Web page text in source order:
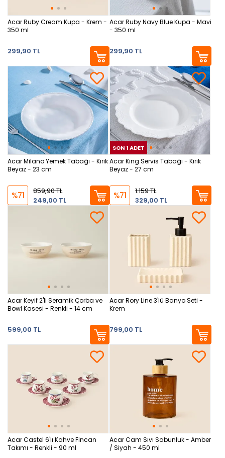
Acar Ruby Cream Kupa - Krem -
350 ml
299,90 TL
Acar Ruby Navy Blue Kupa - Mavi
- 350 ml
299,90 TL
Acar Milano Yemek Tabağı - Kırık
Beyaz - 23 cm
%71
859,90 TL
249,00 TL
SON 1 ADET
Acar King Servis Tabağı - Kırık
Beyaz - 27 cm
%71
1.159 TL
329,00 TL
Acar Keyif 2'li Seramik Çorba ve
Bowl Kasesi - Renkli - 14 cm
599,00 TL
Acar Rory Line 3'lü Banyo Seti -
Krem
799,00 TL
Acar Castel 6'lı Kahve Fincan
Takımı - Renkli - 90 ml
Acar Cam Sıvı Sabunluk - Amber
/ Siyah - 450 ml